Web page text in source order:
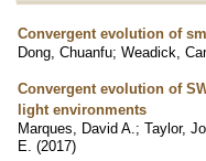
Convergent evolution of
Dong, Chuanfu; Weadick,
Convergent evolution of
light environments
Marques, David A. ; Taylor,
E. (2017)